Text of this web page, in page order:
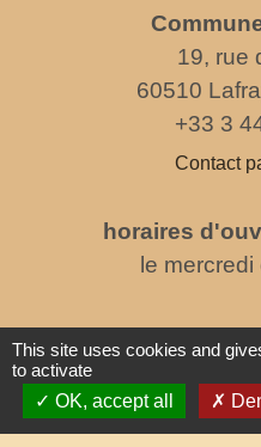
19, rue
60510
+33 3
Contact
horaires
le
This site uses cookies and
to activate
OK, accept all